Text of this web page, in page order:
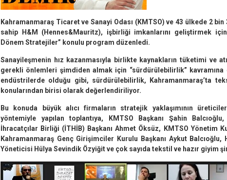
Kahramanmaraş Ticaret ve Sanayi Odası (KMTSO) ve 43 ülkede 2 bin
sahip H&M (Hennes&Mauritz), işbirliği imkanlarını geliştirmek
Dönem Stratejiler” konulu program düzenledi.
Sanayileşmenin hız kazanmasıyla birlikte kaynakların tüketimi ve
gerekli önlemleri şimdiden almak için “sürdürülebilirlik” kavramına
endüstrilerde olduğu gibi, sürdürülebilirlik, Kahramanmaraş’ta
konularından birisi olarak değerlendiriliyor.
Bu konuda büyük alıcı firmaların stratejik yaklaşımının
yöntemiyle yapılan toplantıya, KMTSO Başkanı Şahin
İhracatçılar Birliği (İTHİB) Başkanı Ahmet Öksüz, KMTSO Yönetim
Kahramanmaraş Genç Girişimciler Kurulu Başkanı Aykut
Yöneticisi Hülya Sevindik Özyiğit ve çok sayıda tekstil ve hazır giyim